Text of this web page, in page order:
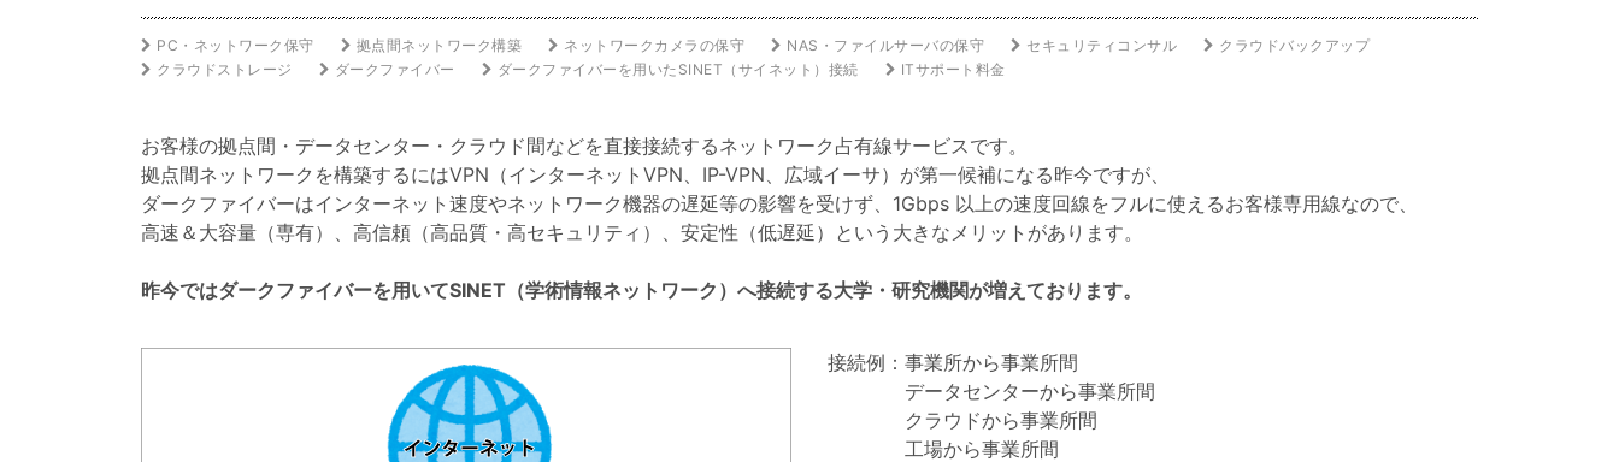
PC・ネットワーク保守 拠点間ネットワーク構築 ネットワークカメラの保守 NAS・ファイルサーバの保守 セキュリティコンサル
クラウドバックアップ
クラウドストレージ
ダークファイバー ダークファイバーを用いたSINET（サイネット）接続 ITサポート料金
お客様の拠点間・データセンター・クラウド間などを直接接続するネットワーク占有線サービスです。
拠点間ネットワークを構築するにはVPN（インターネットVPN、IP-VPN、広域イーサ）が第一候補になる昨今ですが、
ダークファイバーはインターネット速度やネットワーク機器の遅延等の影響を受けず、1Gbps 以上の速度回線をフルに使えるお客様専用線なので、
高速＆大容量（専有）、高信頼（高品質・高セキュリティ）、安定性（低遅延）という大きなメリットがあります。
昨今ではダークファイバーを用いてSINET（学術情報ネットワーク）へ接続する大学・研究機関が増えております。
接続例：事業所から事業所間
データセンターから事業所間
クラウドから事業所間
工場から事業所間